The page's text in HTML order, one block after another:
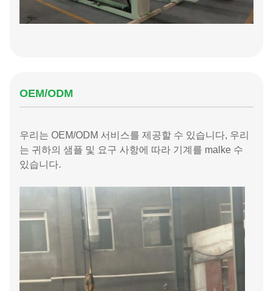
OEM/ODM
우리는 OEM/ODM 서비스를 제공할 수 있습니다, 우리
는 귀하의 샘플 및 요구 사항에 따라 기계를 malke 수
있습니다.